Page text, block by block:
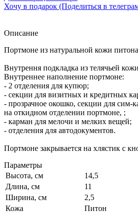
Хочу в подарок (Поделиться в
Описание
Портмоне из натуральной кожи
Внутрення подкладка из телячьей
Внутреннее наполнение портмоне:
- 2 отделения для купюр;
- секции для визитных и кредитных
- прозрачное окошко, секции для сим-
на откидном отделении портмоне, ;
- карман для мелочи и мелких вещей;
- отделения для автодокументов.
Портмоне закрывается на хлястик с
Параметры
Высота, см
14,5
Длина, см
11
Ширина, см
2,5
Кожа
Питон